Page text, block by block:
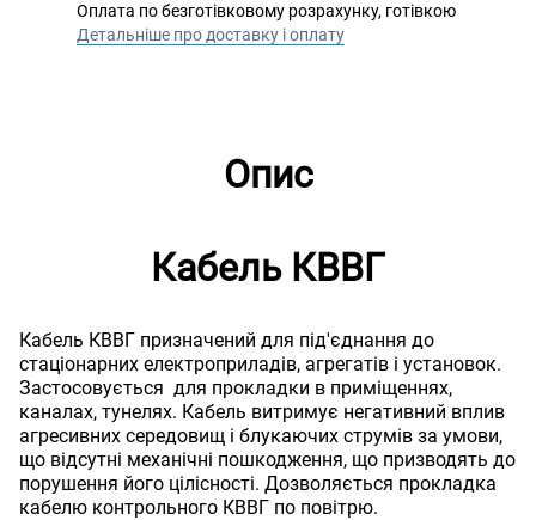
Оплата по безготівковому розрахунку, готівкою
Детальніше про доставку і оплату
Опис
Кабель КВВГ
Кабель КВВГ призначений для під'єднання до
стаціонарних електроприладів, агрегатів і установок.
Застосовується для прокладки в приміщеннях,
каналах, тунелях. Кабель витримує негативний вплив
агресивних середовищ і блукаючих струмів за умови,
що відсутні механічні пошкодження, що призводять до
порушення його цілісності. Дозволяється прокладка
кабелю контрольного КВВГ по повітрю.